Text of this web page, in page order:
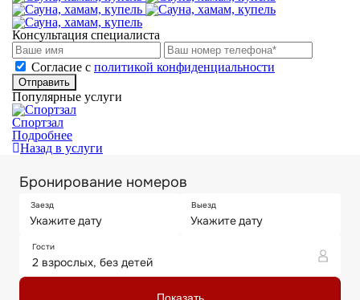
Консультация специалиста
Cогласие с политикой конфиденциальности
Отправить
Популярные услуги
Спортзал
Подробнее
Назад в услуги